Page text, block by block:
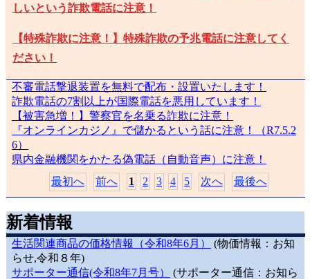
しいという詐欺電話に注意！
【特殊詐欺に注意！】 特殊詐欺の予兆電話に注意してく
ださい！
不審電話撃退装置を無料で配布・設置いたします！
詐欺電話の7割以上が国際電話を悪用しています！
【被害急増！】警察官を名乗る詐欺に注意！
『オンラインカジノ』で儲かるという話に注意！（R7.5.2
6）
県内金融機関をかたる偽電話（自動音声）に注意！
最初へ
前へ 1 2 3 4 5 次へ 最後へ
新着情報
生活関連商品の価格情報（令和8年6月）
(物価情報：お知
らせ,令和８年)
サポーター通信(令和8年7月号）
(サポーター通信：お知ら